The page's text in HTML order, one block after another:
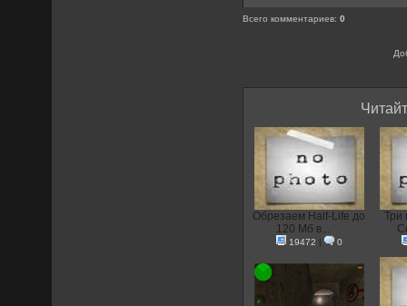
Всего комментариев:0
Обрезаем Half-Life до
120 Мб в...
19472 | 0
Три